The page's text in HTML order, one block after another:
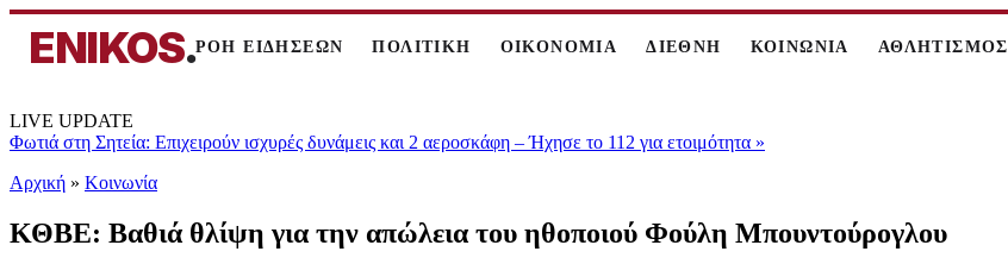
ENIKOS.ΡΟΗ ΕΙΔΗΣΕΩΝ ΠΟΛΙΤΙΚΗ ΟΙΚΟΝΟΜΙΑ ΔΙΕΘΝΗ ΚΟΙΝΩΝΙΑ ΑΘΛΗΤΙΣΜΟΣ
LIVE UPDATE
Φωτιά στη Σητεία: Επιχειρούν ισχυρές δυνάμεις και 2 αεροσκάφη – Ήχησε το 112 για ετοιμότητα »
Αρχική » Κοινωνία
ΚΘΒΕ: Βαθιά θλίψη για την απώλεια του ηθοποιού Φούλη Μπουντούρογλου